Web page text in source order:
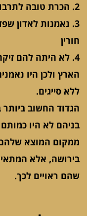
2. הכרת טובה לתרבות הגבוהה שאימצה אותם.
3. נאמנות לאדון
חורין
4. לא היתה להם
הארץ ולכן היו
ללא סייגים.
הגדוד החשוב
בניהם לא היו
ממקום המוצא שלהם
בירושה, אלא
שהם ראויים לכך.